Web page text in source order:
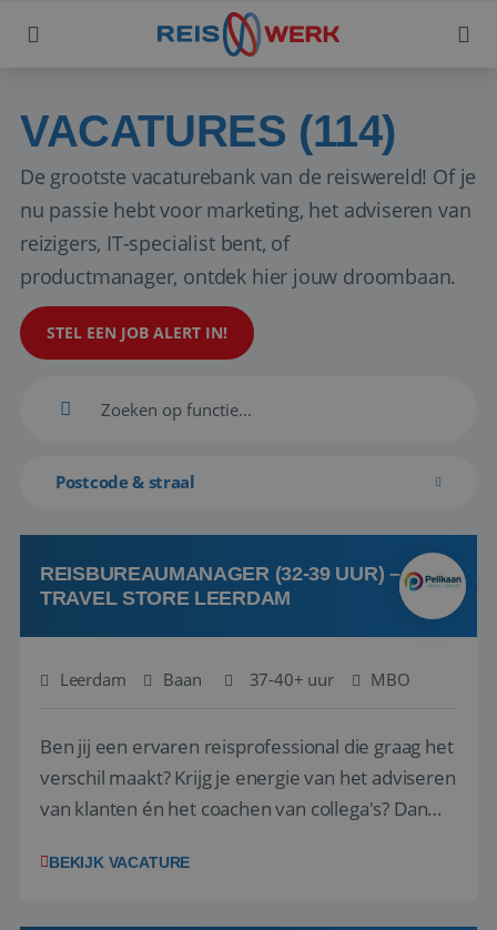
VACATURES (114)
De grootste vacaturebank van de reiswereld! Of je
nu passie hebt voor marketing, het adviseren van
reizigers, IT-specialist bent, of
productmanager, ontdek hier jouw droombaan.
STEL EEN JOB ALERT IN!
Postcode & straal
REISBUREAUMANAGER (32-39 UUR) –
TRAVEL STORE LEERDAM
Leerdam Baan 37-40+ uur MBO
Ben jij een ervaren reisprofessional die graag het
verschil maakt? Krijg je energie van het adviseren
van klanten én het coachen van collega's? Dan
(onderdeel van Pelikaan Travel Group) zoeken
BEKIJK VACATURE